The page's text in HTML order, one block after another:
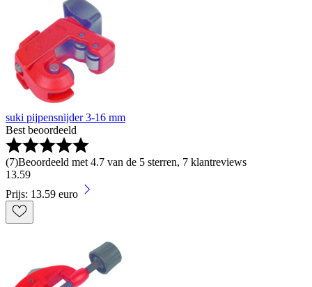
suki pijpensnijder 3-16 mm
Best beoordeeld
(7)Beoordeeld met 4.7 van de 5 sterren, 7 klantreviews
13.59
Prijs: 13.59 euro